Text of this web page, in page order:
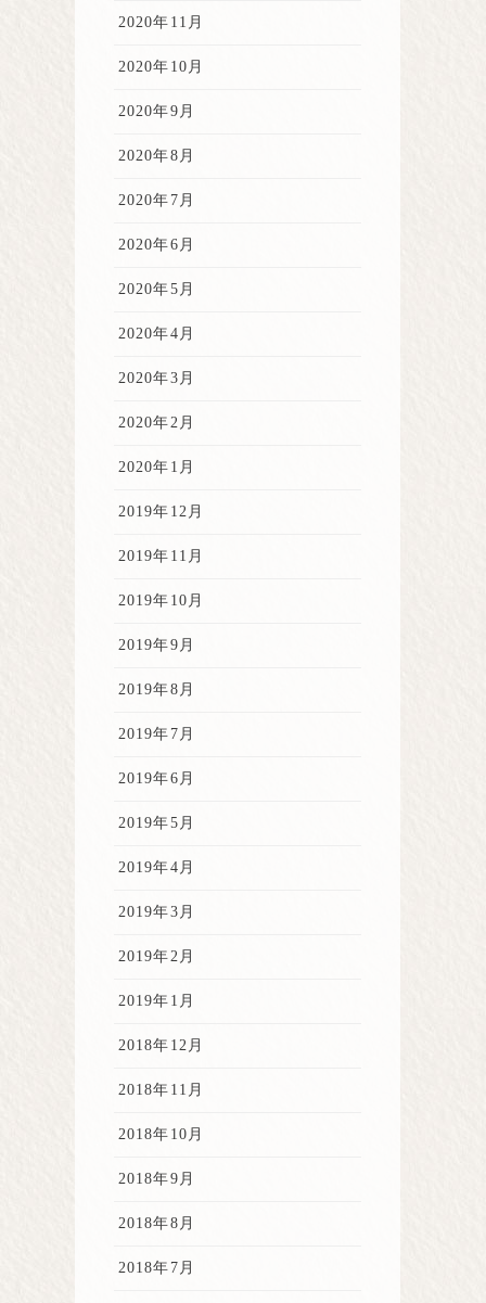
2020年11月
2020年10月
2020年9月
2020年8月
2020年7月
2020年6月
2020年5月
2020年4月
2020年3月
2020年2月
2020年1月
2019年12月
2019年11月
2019年10月
2019年9月
2019年8月
2019年7月
2019年6月
2019年5月
2019年4月
2019年3月
2019年2月
2019年1月
2018年12月
2018年11月
2018年10月
2018年9月
2018年8月
2018年7月